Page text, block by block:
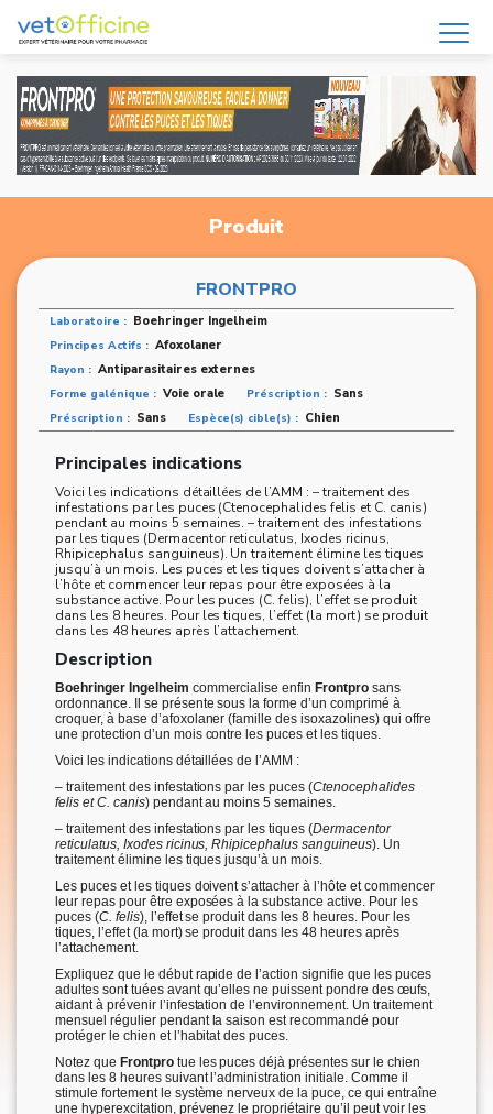
Produit
FRONTPRO
Laboratoire : Boehringer Ingelheim
Principes Actifs : Afoxolaner
Rayon : Antiparasitaires externes
Forme galénique : Voie orale Préscription : Sans
Préscription : Sans Espèce(s) cible(s) : Chien
Principales indications
Voici les indications détaillées de l’AMM : – traitement des
infestations par les puces (Ctenocephalides felis et C. canis)
pendant au moins 5 semaines. – traitement des infestations
par les tiques (Dermacentor reticulatus, Ixodes ricinus,
Rhipicephalus sanguineus). Un traitement élimine les tiques
jusqu’à un mois. Les puces et les tiques doivent s’attacher à
l’hôte et commencer leur repas pour être exposées à la
substance active. Pour les puces (C. felis), l’effet se produit
dans les 8 heures. Pour les tiques, l’effet (la mort) se produit
dans les 48 heures après l’attachement.
Description
Boehringer Ingelheim commercialise enfin Frontpro sans
ordonnance. Il se présente sous la forme d’un comprimé à
croquer, à base d’afoxolaner (famille des isoxazolines) qui offre
une protection d’un mois contre les puces et les tiques.
Voici les indications détaillées de l’AMM :
– traitement des infestations par les puces (Ctenocephalides
felis et C. canis) pendant au moins 5 semaines.
– traitement des infestations par les tiques (Dermacentor
reticulatus, Ixodes ricinus, Rhipicephalus sanguineus). Un
traitement élimine les tiques jusqu’à un mois.
Les puces et les tiques doivent s’attacher à l’hôte et commencer
leur repas pour être exposées à la substance active. Pour les
puces (C. felis), l’effet se produit dans les 8 heures. Pour les
tiques, l’effet (la mort) se produit dans les 48 heures après
l’attachement.
Expliquez que le début rapide de l’action signifie que les puces
adultes sont tuées avant qu’elles ne puissent pondre des œufs,
aidant à prévenir l’infestation de l’environnement. Un traitement
mensuel régulier pendant la saison est recommandé pour
protéger le chien et l’habitat des puces.
Notez que Frontprotue les puces déjà présentes sur le chien
dans les 8 heures suivant l’administration initiale. Comme il
stimule fortement le système nerveux de la puce, ce qui entraîne
une hyperexcitation, prévenez le propriétaire qu’il peut voir les